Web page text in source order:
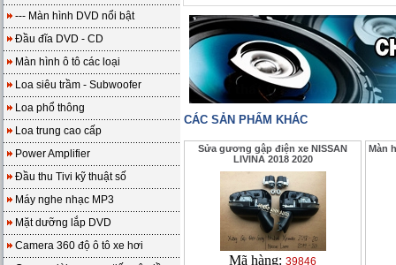
--- Màn hình DVD nổi bật
Đầu đĩa DVD - CD
Màn hình ô tô các loại
Loa siêu trầm - Subwoofer
Loa phổ thông
Loa trung cao cấp
Power Amplifier
Đầu thu Tivi kỹ thuật số
Máy nghe nhạc MP3
Mặt dưỡng lắp DVD
Camera 360 độ ô tô xe hơi
CÁC SẢN PHẨM KHÁC
Sửa gương gập điện xe NISSAN
LIVINA 2018 2020
Mã hàng: 39846
Màn